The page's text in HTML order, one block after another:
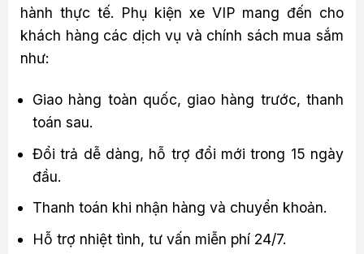
hành thực tế. Phụ kiện xe VIP mang đến cho
khách hàng các dịch vụ và chính sách mua sắm
như:
Giao hàng toàn quốc, giao hàng trước, thanh
toán sau.
Đổi trả dễ dàng, hỗ trợ đổi mới trong 15 ngày
đầu.
Thanh toán khi nhận hàng và chuyển khoản.
Hỗ trợ nhiệt tình, tư vấn miễn phí 24/7.